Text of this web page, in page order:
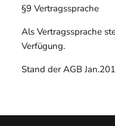
§9 Vertragssprache
Als Vertragssprache
Verfügung.
Stand der AGB